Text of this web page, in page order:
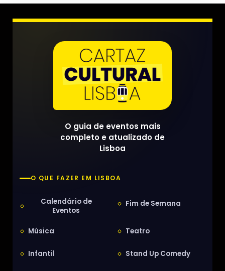
O guia de eventos mais
completo e atualizado de
Lisboa
O QUE FAZER EM LISBOA
Calendário de
Eventos
Fim de Semana
Música Teatro
Infantil Stand Up Comedy